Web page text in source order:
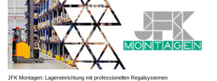
JFK Montagen: Lagereinrichtung mit professionellen Regalsystemen